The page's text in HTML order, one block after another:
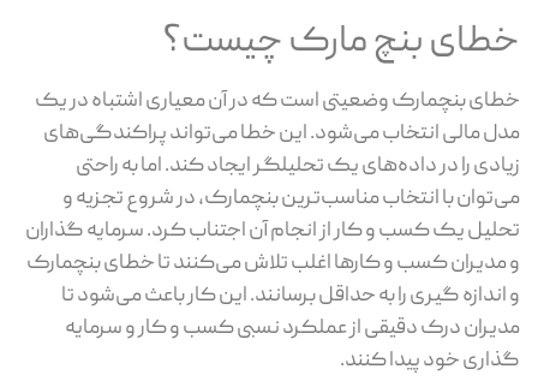
خطای بنچ مارک چیست؟
خطای بنچمارک وضعیتی است که در آن معیاری اشتباه در یک
مدل مالی انتخاب می‌شود. این خطا می‌تواند پراکندگی‌های
زیادی را در داده‌های یک تحلیلگر ایجاد کند. اما به راحتی
می‌توان با انتخاب مناسب‌ترین بنچمارک، در شروع تجزیه و
تحلیل یک کسب و کار از انجام آن اجتناب کرد. سرمایه گذاران
و مدیران کسب و کارها اغلب تلاش می‌کنند تا خطای بنچمارک
و اندازه گیری را به حداقل برسانند. این کار باعث می‌شود تا
مدیران درک دقیقی از عملکرد نسبی کسب و کار و سرمایه
گذاری خود پیدا کنند.